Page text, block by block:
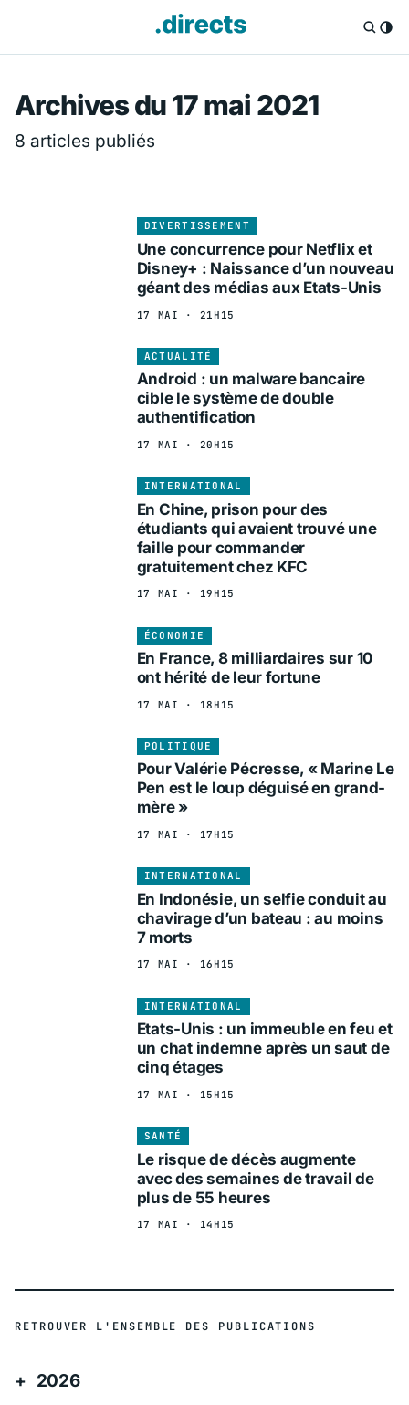
Directs.fr —
Archives du 17 mai 2021
8 articles publiés
DIVERTISSEMENT
Une concurrence pour Netflix et
Disney+ : Naissance d’un nouveau
géant des médias aux Etats-Unis
17 MAI · 21H15
ACTUALITÉ
Android : un malware bancaire
cible le système de double
authentification
17 MAI · 20H15
INTERNATIONAL
En Chine, prison pour des
étudiants qui avaient trouvé une
faille pour commander
gratuitement chez KFC
17 MAI · 19H15
ÉCONOMIE
En France, 8 milliardaires sur 10
ont hérité de leur fortune
17 MAI · 18H15
POLITIQUE
Pour Valérie Pécresse, « Marine Le
Pen est le loup déguisé en grand-
mère »
17 MAI · 17H15
INTERNATIONAL
En Indonésie, un selfie conduit au
chavirage d’un bateau : au moins
7 morts
17 MAI · 16H15
INTERNATIONAL
Etats-Unis : un immeuble en feu et
un chat indemne après un saut de
cinq étages
17 MAI · 15H15
SANTÉ
Le risque de décès augmente
avec des semaines de travail de
plus de 55 heures
17 MAI · 14H15
RETROUVER L'ENSEMBLE DES PUBLICATIONS
2026